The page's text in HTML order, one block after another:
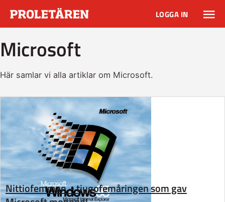
LOGGA IN
Microsoft
Här samlar vi alla artiklar om Microsoft.
Nittiofemman – tjugofemåringen som gav